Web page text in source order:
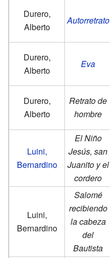
Durero,
Alberto
Autorretrato
Durero,
Alberto
Eva
Durero,
Alberto
Retrato de
hombre
Luini,
Bernardino
El Niño
Jesús, san
Juanito y el
cordero
Luini,
Bernardino
Salomé
recibiendo
la cabeza
del
Bautista